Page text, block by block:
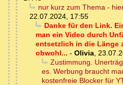
nur kurz zum Thema -
22.07.2024, 17:55
Danke für den Link.
man ein Video durch
entsetzlich in die Länge
obwohl... - Olivia,
Zustimmung.
es. Werbung braucht
kostenfreie Blocker für